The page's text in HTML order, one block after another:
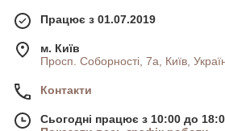
Працює з 01.07.2019
м. Київ
Просп. Соборності, 7а, Київ,
Контакти
Сьогодні працює з 10:00 до